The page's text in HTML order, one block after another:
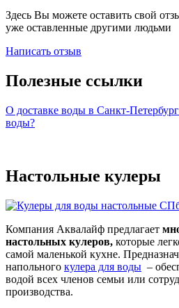
Здесь Вы можете оставить свой
уже оставленные другими людьми
Написать отзыв
Полезные ссылки
О доставке воды в Санкт-
воды?
Настольные кулеры
Компания Аквалайф предлагает
настольных кулеров, которые
самой маленькой кухне.
напольного кулера для воды –
водой всех членов семьи или
производства.